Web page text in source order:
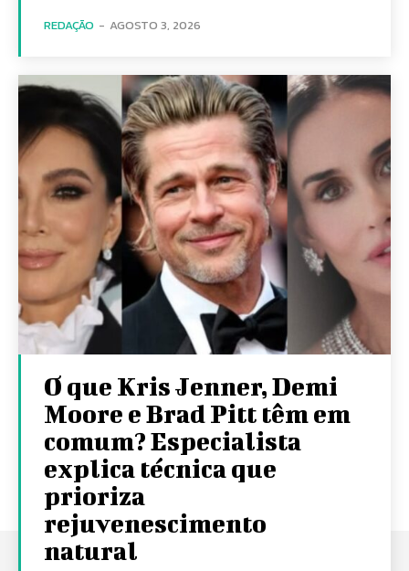
REDAÇÃO - AGOSTO 3, 2026
O que Kris Jenner, Demi
Moore e Brad Pitt têm em
comum? Especialista
explica técnica que
prioriza
rejuvenescimento
natural